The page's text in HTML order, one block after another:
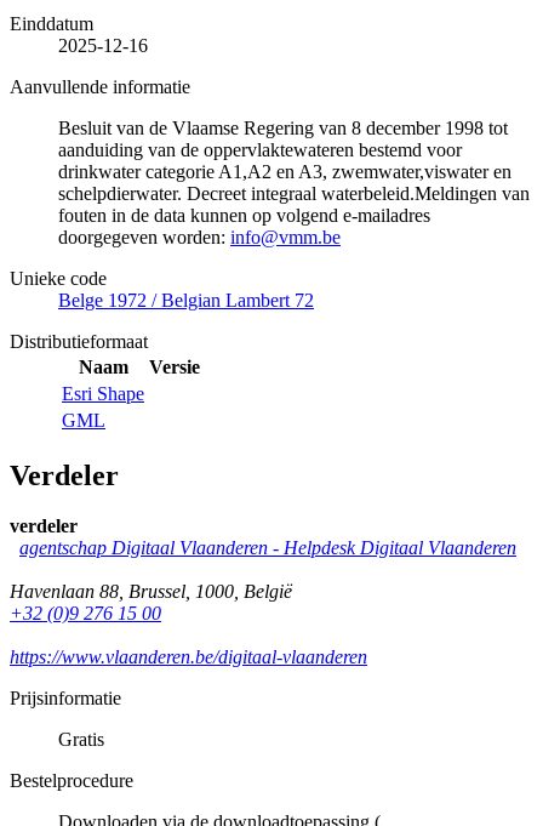
Einddatum
2025-12-16
Aanvullende informatie
Besluit van de Vlaamse Regering van 8 december 1998 tot
aanduiding van de oppervlaktewateren bestemd voor
drinkwater categorie A1,A2 en A3, zwemwater,viswater en
schelpdierwater. Decreet integraal waterbeleid.Meldingen van
fouten in de data kunnen op volgend e-mailadres
doorgegeven worden: info@vmm.be
Unieke code
Belge 1972 / Belgian Lambert 72
Distributieformaat
Naam
Versie
Esri Shape
GML
Verdeler
verdeler
agentschap Digitaal Vlaanderen - Helpdesk Digitaal Vlaanderen
Havenlaan 88, Brussel, 1000, België
+32 (0)9 276 15 00
https://www.vlaanderen.be/digitaal-vlaanderen
Prijsinformatie
Gratis
Bestelprocedure